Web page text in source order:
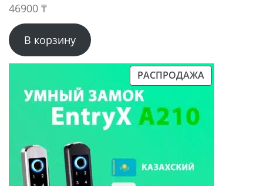
46900 ₸
В корзину
РАСПРОДАЖА
ПРОДАВАЕМЫЙ
ТОВАР